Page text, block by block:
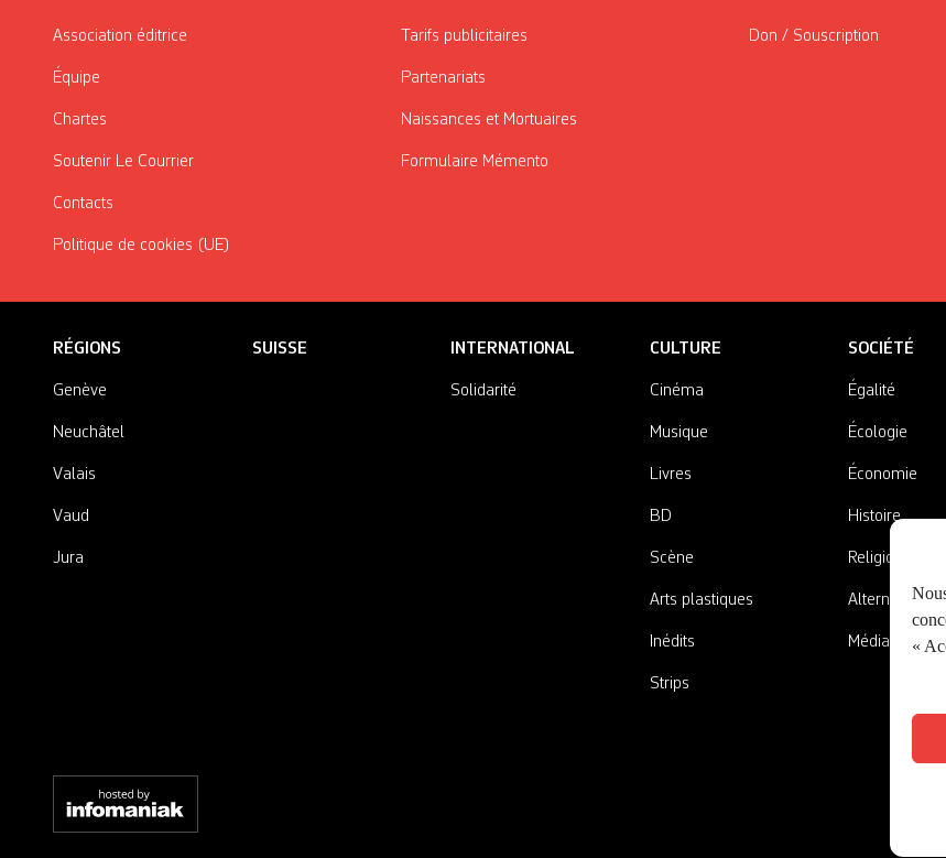
«
Association éditrice
Équipe
Chartes
Soutenir Le Courrier
Contacts
Politique de cookies (UE)
Tarifs publicitaires
Partenariats
Naissances et Mortuaires
Formulaire Mémento
Don / Souscription
RÉGIONS
Genève
Neuchâtel
Valais
Vaud
Jura
SUISSE INTERNATIONAL
Solidarité
CULTURE
Cinéma
Musique
Livres
BD
Scène
Arts plastiques
Inédits
Strips
SOCIÉTÉ
Égalité
Écologie
Économie
Histoire
Religions
Alternatives
Médias